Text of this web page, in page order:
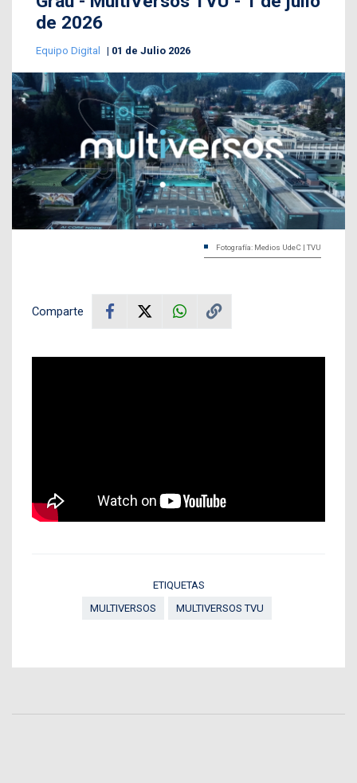
de 2026
Equipo Digital 01 de Julio 2026
Fotografía: Medios UdeC | TVU
Comparte
ETIQUETAS
MULTIVERSOS
MULTIVERSOS TVU